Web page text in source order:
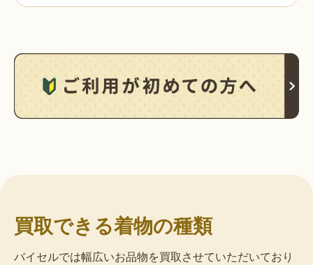
買取できる着物の種類
バイセルでは幅広いお品物を買取させていただいており